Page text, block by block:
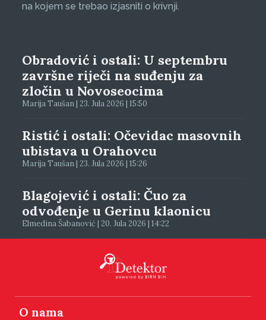
na kojem se trebao izjasniti o krivnji.
Obradović i ostali: U septembru
završne riječi na suđenju za
zločin u Novoseocima
Marija Taušan | 23. Jula 2026 | 15:50
Ristić i ostali: Očevidac masovnih
ubistava u Orahovcu
Marija Taušan | 23. Jula 2026 | 15:26
Blagojević i ostali: Čuo za
odvođenje u Gerinu klaonicu
Elmedina Šabanović | 20. Jula 2026 | 14:22
O nama